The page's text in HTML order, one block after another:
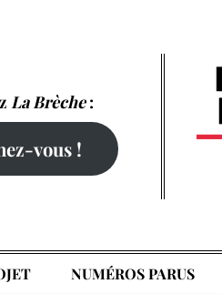
La Brèche:
vous !
NUMÉROS PARUS